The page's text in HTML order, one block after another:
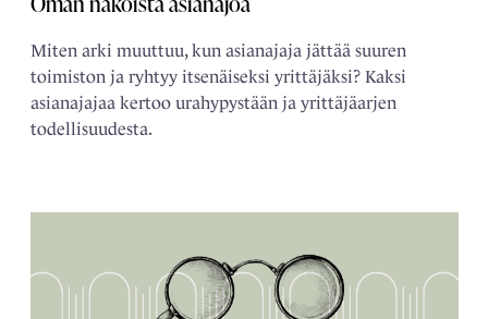
Miten arki muuttuu, kun asianajaja jättää suuren
toimiston ja ryhtyy itsenäiseksi yrittäjäksi? Kaksi
asianajajaa kertoo urahypystään ja yrittäjäarjen
todellisuudesta.